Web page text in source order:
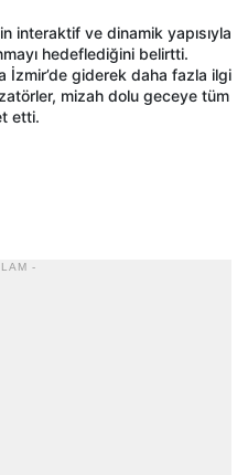
interaktif ve dinamik yapısıyla
hedeflediğini belirtti.
İzmir’de giderek daha fazla ilgi
mizah dolu geceye tüm
etti.
-